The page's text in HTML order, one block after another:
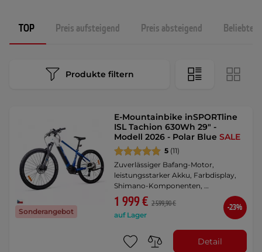
TOP Preis aufsteigend Preis absteigend
Produkte filtern
Sonderangebot
E-Mountainbike inSPORTline
ISL Tachion 630Wh 29" -
Modell 2026 - Polar BlueSALE
5 (11)
Zuverlässiger Bafang-Motor,
leistungsstarker Akku, Farbdisplay,
Shimano-Komponenten, …
1 999 € 2 599,90 €
auf Lager
-23%
Detail